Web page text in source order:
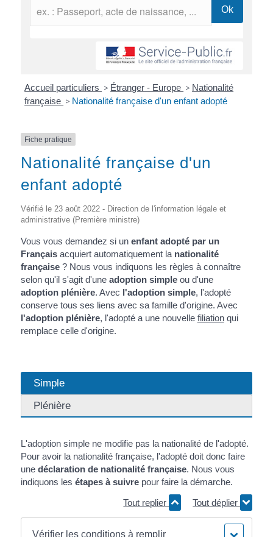
Accueil particuliers > Étranger - Europe > Nationalité
française > Nationalité française d'un enfant adopté
Fiche pratique
Nationalité française d'un
enfant adopté
Vérifié le 23 août 2022 - Direction de l'information légale et
administrative (Première ministre)
Vous vous demandez si un enfant adopté par un
Françaisacquiert automatiquement la nationalité
française? Nous vous indiquons les règles à connaître
selon qu'il s'agit d'une adoption simpleou d'une
adoption plénière. Avec l'adoption simple, l'adopté
conserve tous ses liens avec sa famille d'origine. Avec
l'adoption plénière, l'adopté a une nouvelle filiationqui
remplace celle d'origine.
Simple
Plénière
L'adoption simple ne modifie pas la nationalité de l'adopté.
Pour avoir la nationalité française, l'adopté doit donc faire
une déclaration de nationalité française. Nous vous
indiquons les étapes à suivrepour faire la démarche.
Tout replier Tout déplier
Vérifier les conditions à remplir